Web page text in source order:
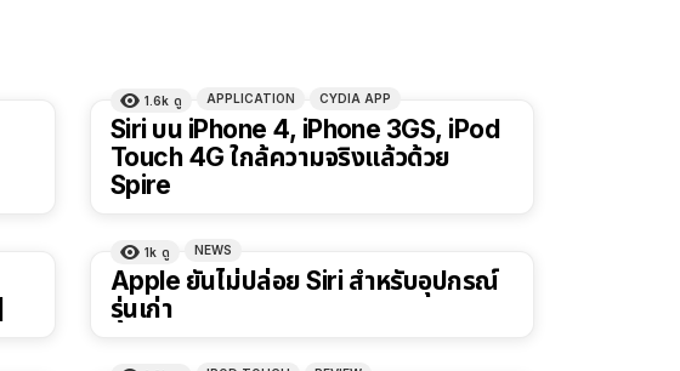
1.6k ดู APPLICATION CYDIA APP
Siri บน iPhone 4, iPhone 3GS, iPod
Touch 4G ใกล้ความจริงแล้วด้วย
Spire
1k ดู NEWS
Apple ยันไม่ปล่อย Siri สำหรับอุปกรณ์
รุ่นเก่า